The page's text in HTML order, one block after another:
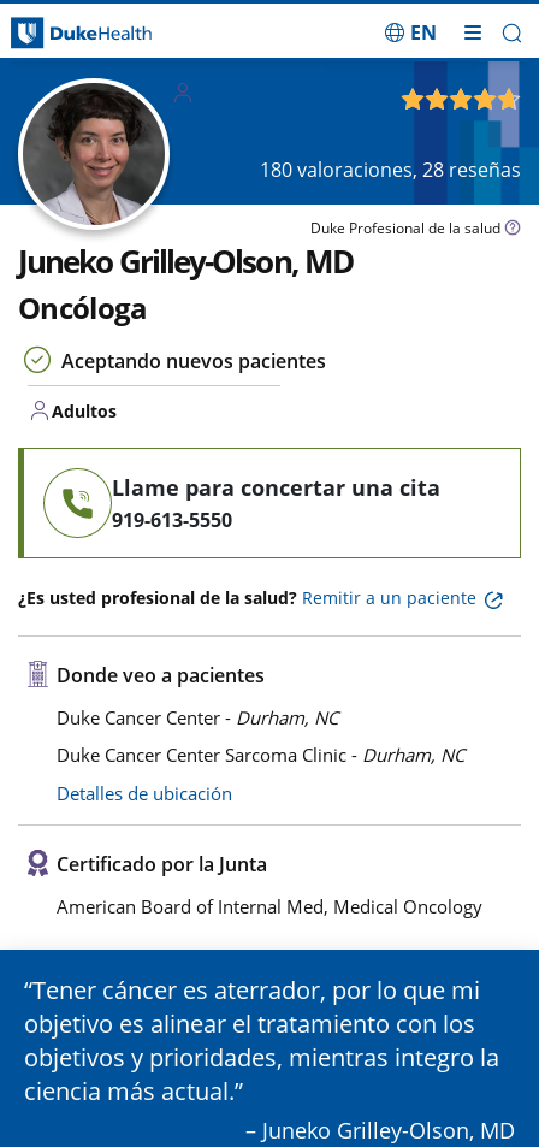
EN
180valoraciones, 28 reseñas
Duke Profesional de la salud
Juneko Grilley-Olson, MD
Oncóloga
Aceptando nuevos pacientes
Adultos
Llame para concertar una cita
919-613-5550
¿Es usted profesional de la salud? Remitir a un paciente
Donde veo a pacientes
Duke Cancer Center - Durham, NC
Duke Cancer Center Sarcoma Clinic - Durham, NC
Detalles de ubicación
Certificado por la Junta
American Board of Internal Med, Medical Oncology
Tener cáncer es aterrador, por lo que mi
objetivo es alinear el tratamiento con los
objetivos y prioridades, mientras integro la
ciencia más actual.
– Juneko Grilley-Olson, MD